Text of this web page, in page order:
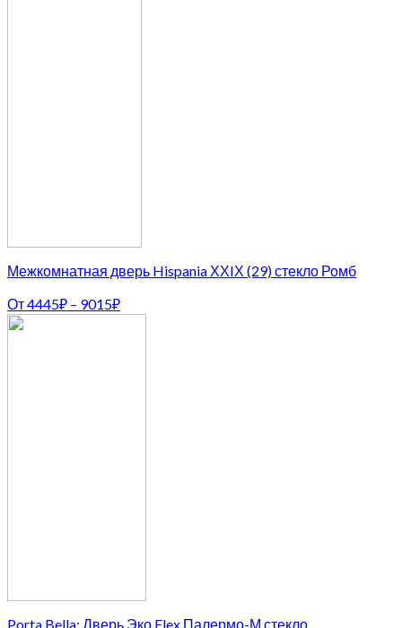
Межкомнатная дверь Hispania ХХIХ (29) стекло Ромб
От4445₽ – 9015₽
Porta Bella: Дверь Эко Flex Палермо-М стекло